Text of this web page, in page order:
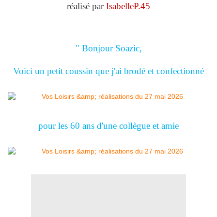
réalisé parIsabelleP.45
" Bonjour Soazic,
Voici un petit coussin que j'ai brodé et confectionné
pour les 60 ans d'une collègue et amie